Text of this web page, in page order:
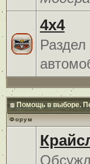
4x4
Помощь в выборе.
Форум